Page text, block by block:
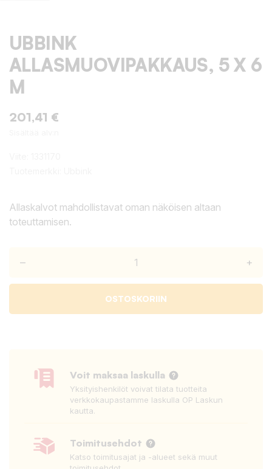
UBBINK
ALLASMUOVIPAKKAUS, 5 X 6
M
201,41 €
Allaskalvot mahdollistavat oman näköisen altaan
toteuttamisen.
– +
OSTOSKORIIN
Voit maksaa laskulla
Yksityishenkilöt voivat tilata tuotteita
verkkokaupastamme laskulla OP Laskun
kautta.
Toimitusehdot
Katso toimitusajat ja -alueet sekä muut